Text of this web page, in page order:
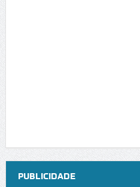
PUBLICIDADE